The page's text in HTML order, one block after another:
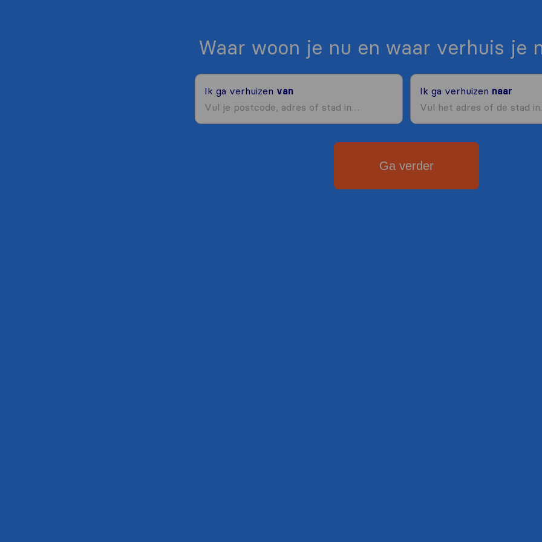
Waar woon je nu en waar verhuis je
Ik ga verhuizen van Ik ga verhuizen naar
Ga verder